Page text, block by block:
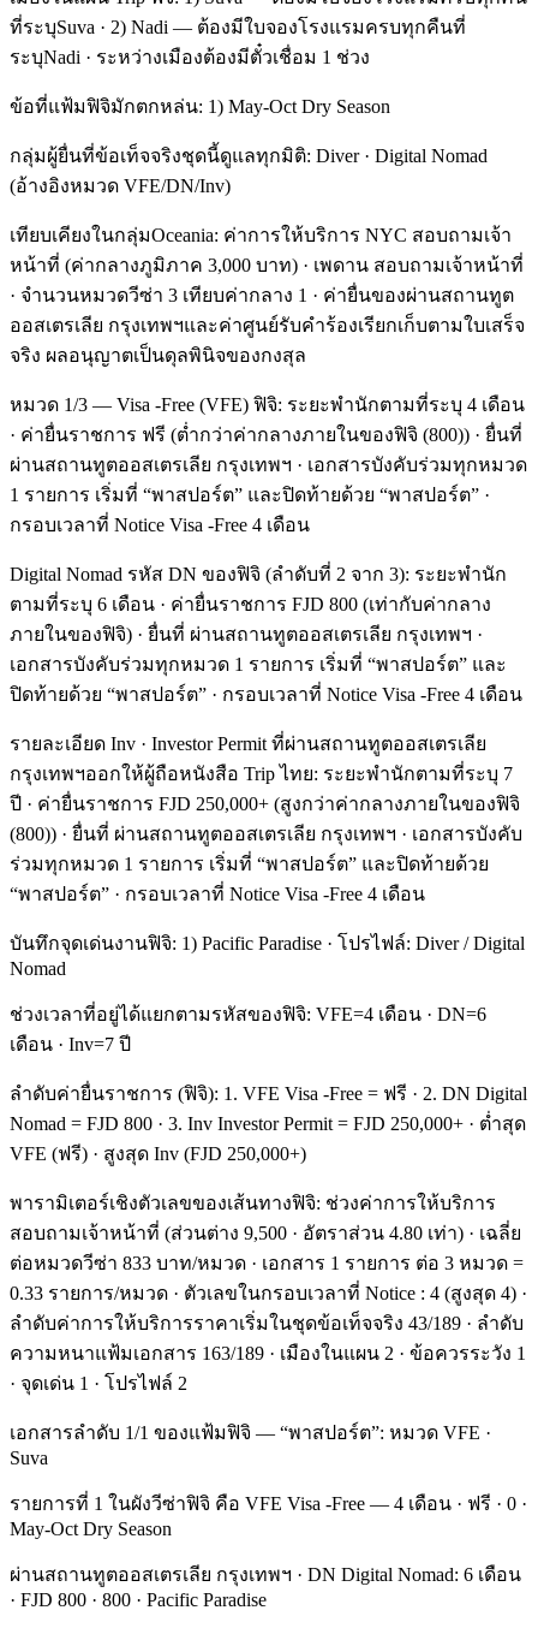
ที่ระบุSuva · 2) Nadi — ต้องมีใบจองโรงแรมครบทุกคืนที่
ระบุNadi · ระหว่างเมืองต้องมีตั๋วเชื่อม 1 ช่วง
ข้อที่แฟ้มฟิจิมักตกหล่น: 1) May-Oct Dry Season
กลุ่มผู้ยื่นที่ข้อเท็จจริงชุดนี้ดูแลทุกมิติ: Diver · Digital Nomad
(อ้างอิงหมวด VFE/DN/Inv)
เทียบเคียงในกลุ่มOceania: ค่าการให้บริการ NYC สอบถามเจ้า
หน้าที่ (ค่ากลางภูมิภาค 3,000 บาท) · เพดาน สอบถามเจ้าหน้าที่
· จำนวนหมวดวีซ่า 3 เทียบค่ากลาง 1 · ค่ายื่นของผ่านสถานทูต
ออสเตรเลีย กรุงเทพฯและค่าศูนย์รับคำร้องเรียกเก็บตามใบเสร็จ
จริง ผลอนุญาตเป็นดุลพินิจของกงสุล
หมวด 1/3 — Visa -Free (VFE) ฟิจิ: ระยะพำนักตามที่ระบุ 4 เดือน
· ค่ายื่นราชการ ฟรี (ต่ำกว่าค่ากลางภายในของฟิจิ (800)) · ยื่นที่
ผ่านสถานทูตออสเตรเลีย กรุงเทพฯ · เอกสารบังคับร่วมทุกหมวด
1 รายการ เริ่มที่ “พาสปอร์ต” และปิดท้ายด้วย “พาสปอร์ต” ·
กรอบเวลาที่ Notice Visa -Free 4 เดือน
Digital Nomad รหัส DN ของฟิจิ (ลำดับที่ 2 จาก 3): ระยะพำนัก
ตามที่ระบุ 6 เดือน · ค่ายื่นราชการ FJD 800 (เท่ากับค่ากลาง
ภายในของฟิจิ) · ยื่นที่ ผ่านสถานทูตออสเตรเลีย กรุงเทพฯ ·
เอกสารบังคับร่วมทุกหมวด 1 รายการ เริ่มที่ “พาสปอร์ต” และ
ปิดท้ายด้วย “พาสปอร์ต” · กรอบเวลาที่ Notice Visa -Free 4 เดือน
รายละเอียด Inv · Investor Permit ที่ผ่านสถานทูตออสเตรเลีย
กรุงเทพฯออกให้ผู้ถือหนังสือ Trip ไทย: ระยะพำนักตามที่ระบุ 7
ปี · ค่ายื่นราชการ FJD 250,000+ (สูงกว่าค่ากลางภายในของฟิจิ
(800)) · ยื่นที่ ผ่านสถานทูตออสเตรเลีย กรุงเทพฯ · เอกสารบังคับ
ร่วมทุกหมวด 1 รายการ เริ่มที่ “พาสปอร์ต” และปิดท้ายด้วย
“พาสปอร์ต” · กรอบเวลาที่ Notice Visa -Free 4 เดือน
บันทึกจุดเด่นงานฟิจิ: 1) Pacific Paradise · โปรไฟล์: Diver / Digital
Nomad
ช่วงเวลาที่อยู่ได้แยกตามรหัสของฟิจิ: VFE=4 เดือน · DN=6
เดือน · Inv=7 ปี
ลำดับค่ายื่นราชการ (ฟิจิ): 1. VFE Visa -Free = ฟรี · 2. DN Digital
Nomad = FJD 800 · 3. Inv Investor Permit = FJD 250,000+ · ต่ำสุด
VFE (ฟรี) · สูงสุด Inv (FJD 250,000+)
พารามิเตอร์เชิงตัวเลขของเส้นทางฟิจิ: ช่วงค่าการให้บริการ
สอบถามเจ้าหน้าที่ (ส่วนต่าง 9,500 · อัตราส่วน 4.80 เท่า) · เฉลี่ย
ต่อหมวดวีซ่า 833 บาท/หมวด · เอกสาร 1 รายการ ต่อ 3 หมวด =
0.33 รายการ/หมวด · ตัวเลขในกรอบเวลาที่ Notice : 4 (สูงสุด 4) ·
ลำดับค่าการให้บริการราคาเริ่มในชุดข้อเท็จจริง 43/189 · ลำดับ
ความหนาแฟ้มเอกสาร 163/189 · เมืองในแผน 2 · ข้อควรระวัง 1
· จุดเด่น 1 · โปรไฟล์ 2
เอกสารลำดับ 1/1 ของแฟ้มฟิจิ — “พาสปอร์ต”: หมวด VFE ·
Suva
รายการที่ 1 ในผังวีซ่าฟิจิ คือ VFE Visa -Free — 4 เดือน · ฟรี · 0 ·
May-Oct Dry Season
ผ่านสถานทูตออสเตรเลีย กรุงเทพฯ · DN Digital Nomad: 6 เดือน
· FJD 800 · 800 · Pacific Paradise